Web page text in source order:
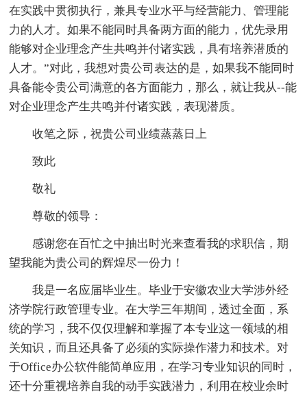
在实践中贯彻执行，兼具专业水平与经营能力、管理能
力的人才。如果不能同时具备两方面的能力，优先录用
能够对企业理念产生共鸣并付诸实践，具有培养潜质的
人才。”对此，我想对贵公司表达的是，如果我不能同时
具备能令贵公司满意的各方面能力，那么，就让我从--能
对企业理念产生共鸣并付诸实践，表现潜质。
收笔之际，祝贵公司业绩蒸蒸日上
致此
敬礼
尊敬的领导：
感谢您在百忙之中抽出时光来查看我的求职信，期
望我能为贵公司的辉煌尽一份力！
我是一名应届毕业生。毕业于安徽农业大学涉外经
济学院行政管理专业。在大学三年期间，透过全面，系
统的学习，我不仅仅理解和掌握了本专业这一领域的相
关知识，而且还具备了必须的实际操作潜力和技术。对
于Office办公软件能简单应用，在学习专业知识的同时，
还十分重视培养自我的动手实践潜力，利用在校业余时